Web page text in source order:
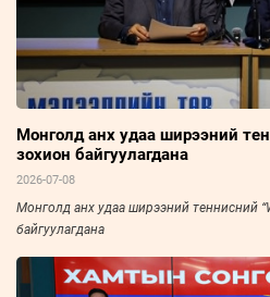
Монголд анх удаа ширээний
зохион байгуулагдана
2026-07-08
Монголд анх удаа ширээний теннисний
байгуулагдана